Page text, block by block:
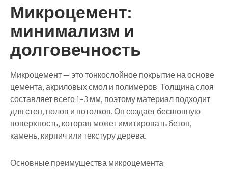
Микроцемент:
минимализм и
долговечность
Микроцемент— это тонкослойное покрытие на основе
цемента, акриловых смол и полимеров. Толщина слоя
составляет всего 1–3 мм, поэтому материал подходит
для стен, полов и потолков. Он создает бесшовную
поверхность, которая может имитировать бетон,
камень, кирпич или текстуру дерева.
Основные преимущества микроцемента: